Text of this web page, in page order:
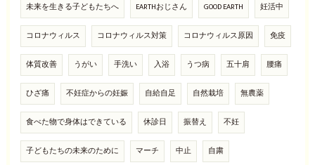
未来を生きる子どもたちへ EARTHおじさん GOOD EARTH 妊活中
コロナウィルス コロナウィルス対策 コロナウィルス原因 免疫
体質改善 うがい 手洗い 入浴 うつ病 五十肩 腰痛
ひざ痛 不妊症からの妊娠 自給自足 自然栽培 無農薬
食べた物で身体はできている 休診日 振替え 不妊
子どもたちの未来のために マーチ 中止 自粛